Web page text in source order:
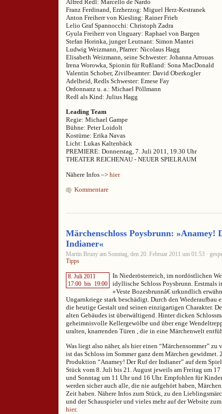
Alfred Redl: Marcello de Nardo
Franz Ferdinand, Erzherzog: Miguel Herz-Kestranek
Anton Freiherr von Kiesling: Rainer Frieb
Lelio Graf Spannocchi: Christoph Zadra
Gyula Freiherr von Unguary: Raphael von Bargen
Stefan Horinka, junger Leutnant: Simon Mantei
Ludwig Weizmann, Pfarrer: Nicolaus Hagg
Elisabeth Weizmann, seine Schwester: Johanna Arrouas
Irena Worowka, Spionin für Rußland: Sona MacDonald
Valentin Schober, Zivilbeamter: David Oberkogler
Adelheid, Redls Schwester: Emese Fay
Ordonnanz u. a.: Michael Pöllmann
Redl als Kind: Julius Hagg
Leading Team
Regie: Michael Gampe
Bühne: Peter Loidolt
Kostüme: Erika Navas
Licht: Lukas Kaltenbäck
PREMIERE: Donnerstag, 7. Juli 2011, 19.30 Uhr
THEATER REICHENAU - NEUER SPIELRAUM
Nähere Infos –> hier
Kommentare
Märchenschloss Poysbrunn: »Anamey!
Indianer«
Martin Bruny am Sonntag, den 20. Februar 2011 um 01:53 ·
Tipps
8. Juli 2011
17:00 bis 19:00
In Niederösterreich, im nordöstlichen
idyllische Schloss Poysbrunn. Erstmals
»Veste Bozesbrunnâ€ urkundlich
Ungarnkriege stark beschädigt. Durch den Wiederaufbau
die heutige Gestalt und seinen einzigartigen Charakter.
alten Gebäudes ist überwältigend. Hinter dicken
geheimnisvolle Kellergewölbe und über enge
uralten, knarrenden Türen , die in eine Märchenwelt
Was liegt also näher, als hier einen “Märchensommer” zu
ist das Schloss im Sommer ganz dem Märchen gewidmet.
Produktion “Anamey! Der Ruf der Indianer” auf dem
Stück vom 8. Juli bis 21. August jeweils am Freitag um 17
und Sonntag um 11 Uhr und 16 Uhr. Empfohlen für
werden sicher auch alle, die nie aufgehört haben,
Zeit haben. Nähere Infos zum Stück, zu den
und der Schauspieler und vieles mehr auf der Website
hier.